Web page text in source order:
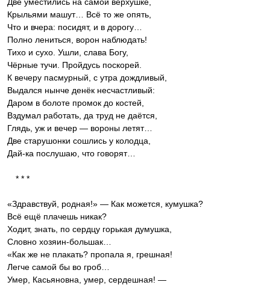
Крыльями машут… Всё то же опять,
Что и вчера: посидят, и в дорогу…
Полно лениться, ворон наблюдать!
Тихо и сухо. Ушли, слава Богу,
Чёрные тучи. Пройдусь поскорей.
К вечеру пасмурный, с утра дождливый,
Выдался нынче денёк несчастливый:
Даром в болоте промок до костей,
Вздумал работать, да труд не даётся,
Глядь, уж и вечер — вороны летят…
Две старушонки сошлись у колодца,
Дай-ка послушаю, что говорят…
«Здравствуй, родная!» — Как можется, кумушка?
‎Всё ещё плачешь никак?
Ходит, знать, по сердцу горькая думушка,
‎Словно хозяин-большак…
«Как же не плакать? пропала я, грешная!
‎Легче самой бы во гроб…
Умер, Касьяновна, умер, сердешная! —